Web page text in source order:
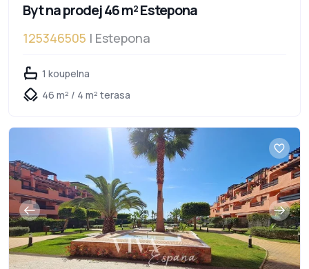
Byt na prodej 46 m² Estepona
125346505 | Estepona
1 koupelna
46 m² / 4 m² terasa